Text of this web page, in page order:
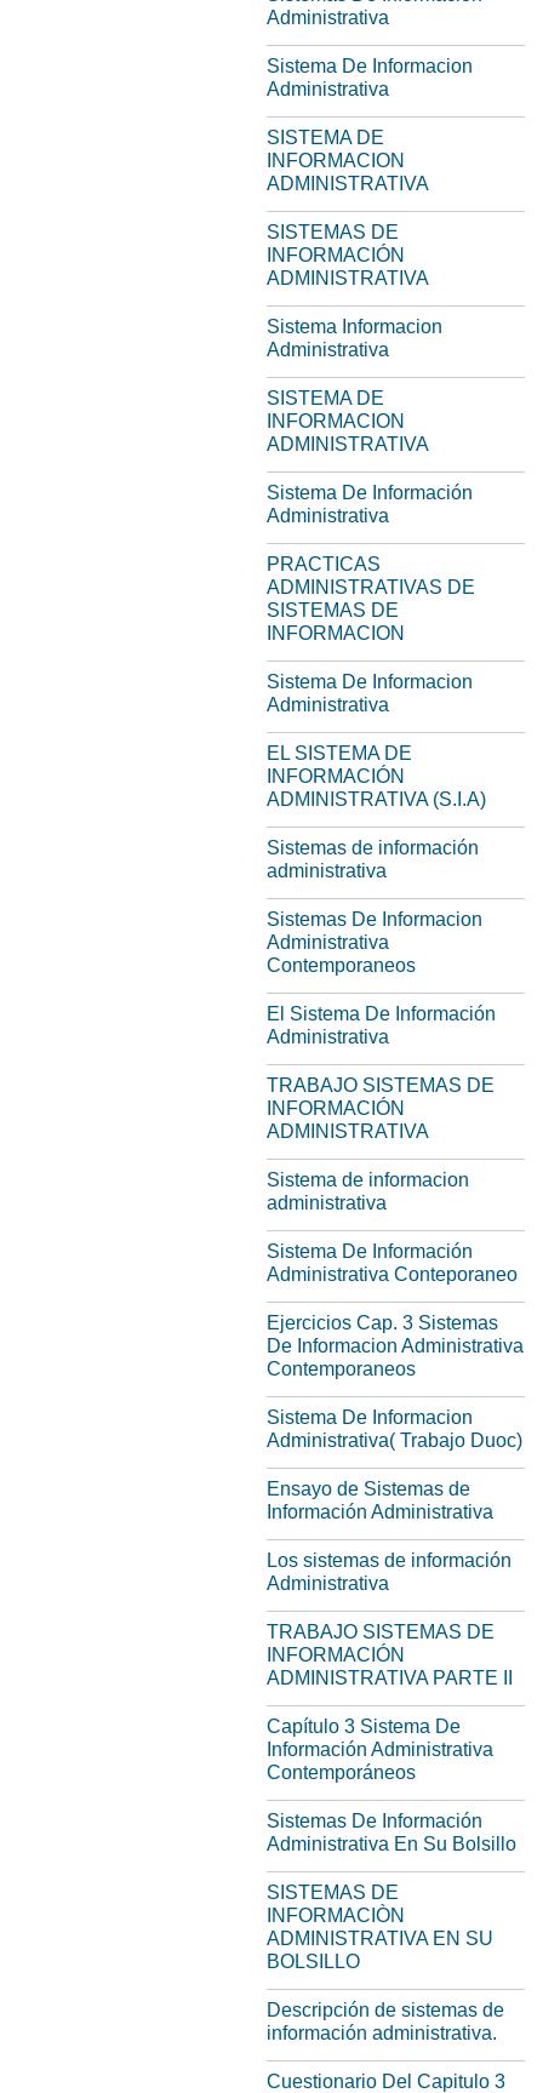
Administrativa
Sistema De Informacion
Administrativa
SISTEMA DE
INFORMACION
ADMINISTRATIVA
SISTEMAS DE
INFORMACIÓN
ADMINISTRATIVA
Sistema Informacion
Administrativa
SISTEMA DE
INFORMACION
ADMINISTRATIVA
Sistema De Información
Administrativa
PRACTICAS
ADMINISTRATIVAS DE
SISTEMAS DE
INFORMACION
Sistema De Informacion
Administrativa
EL SISTEMA DE
INFORMACIÓN
ADMINISTRATIVA (S.I.A)
Sistemas de información
administrativa
Sistemas De Informacion
Administrativa
Contemporaneos
El Sistema De Información
Administrativa
TRABAJO SISTEMAS DE
INFORMACIÓN
ADMINISTRATIVA
Sistema de informacion
administrativa
Sistema De Información
Administrativa Conteporaneo
Ejercicios Cap. 3 Sistemas
De Informacion Administrativa
Contemporaneos
Sistema De Informacion
Administrativa( Trabajo Duoc)
Ensayo de Sistemas de
Información Administrativa
Los sistemas de información
Administrativa
TRABAJO SISTEMAS DE
INFORMACIÓN
ADMINISTRATIVA PARTE II
Capítulo 3 Sistema De
Información Administrativa
Contemporáneos
Sistemas De Información
Administrativa En Su Bolsillo
SISTEMAS DE
INFORMACIÒN
ADMINISTRATIVA EN SU
BOLSILLO
Descripción de sistemas de
información administrativa.
Cuestionario Del Capitulo 3